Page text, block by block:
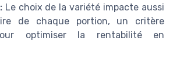
Le choix de la variété impacte aussi
de chaque portion, un critère
optimiser la rentabilité en